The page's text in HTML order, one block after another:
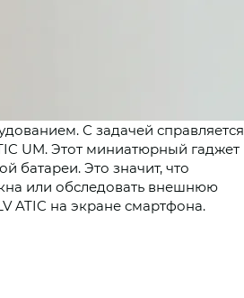
С задачей справляется
UM. Этот миниатюрный гаджет
батареи. Это значит, что
или обследовать внешнюю
ATIC на экране смартфона.